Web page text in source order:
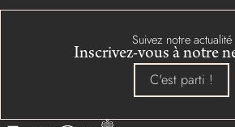
Suivez notre actualité
Inscrivez-vous à notre
C'est parti !